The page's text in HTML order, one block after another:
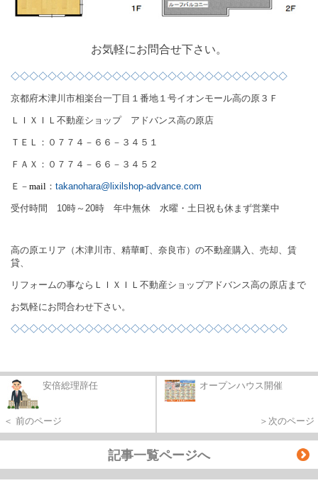
お気軽にお問合せ下さい。
◇◇◇◇◇◇◇◇◇◇◇◇◇◇◇◇◇◇◇◇◇◇◇◇◇◇◇◇◇◇
京都府木津川市相楽台一丁目１番地１号イオンモール高の原３Ｆ
ＬＩＸＩＬ不動産ショップ アドバンス高の原店
ＴＥＬ：０７７４－６６－３４５１
ＦＡＸ：０７７４－６６－３４５２
Ｅ－ mail ： takanohara@lixilshop-advance.com
受付時間 10時～20時 年中無休 水曜・土日祝も休まず営業中
高の原エリア（木津川市、精華町、奈良市）の不動産購入、売却、賃
貸、
リフォームの事ならＬＩＸＩＬ不動産ショップアドバンス高の原店まで
お気軽にお問合わせ下さい。
◇◇◇◇◇◇◇◇◇◇◇◇◇◇◇◇◇◇◇◇◇◇◇◇◇◇◇◇◇◇
安倍総理辞任
＜ 前のページ
オープンハウス開催
＞次のページ
記事一覧ページへ